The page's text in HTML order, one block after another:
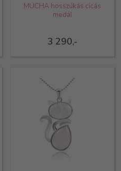
3 290,-
MUCHA hosszúkás cicás
medál